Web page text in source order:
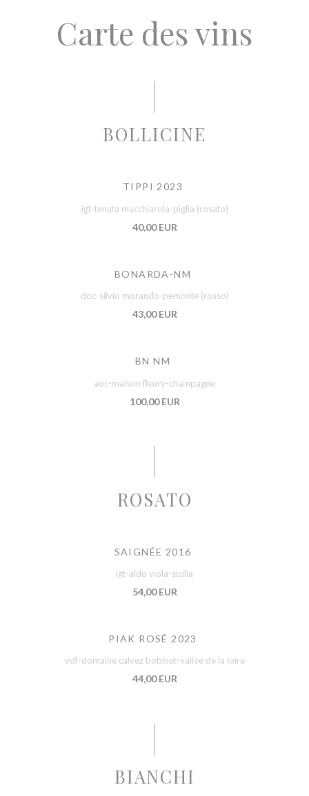
Carte des vins
BOLLICINE
TIPPI 2023
igt-tenuta macchiarola-piglia (rosato)
40,00 EUR
BONARDA-NM
doc-silvio morando-pemonte (rosso)
43,00 EUR
BN NM
aoc-maison fleury-champagne
100,00 EUR
ROSATO
SAIGNÉE 2016
igt-aldo viola-sicilia
54,00 EUR
PIAK ROSÉ 2023
vdf-domaine calvez bobinet-vallée de la loire
44,00 EUR
BIANCHI